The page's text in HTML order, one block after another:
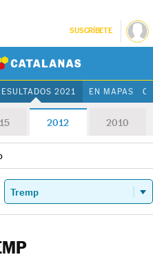
SUSCRÍBETE
2021 EN MAPAS
2012 2010